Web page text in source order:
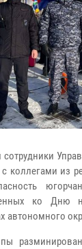
коллегами из
ко Дню
автономного